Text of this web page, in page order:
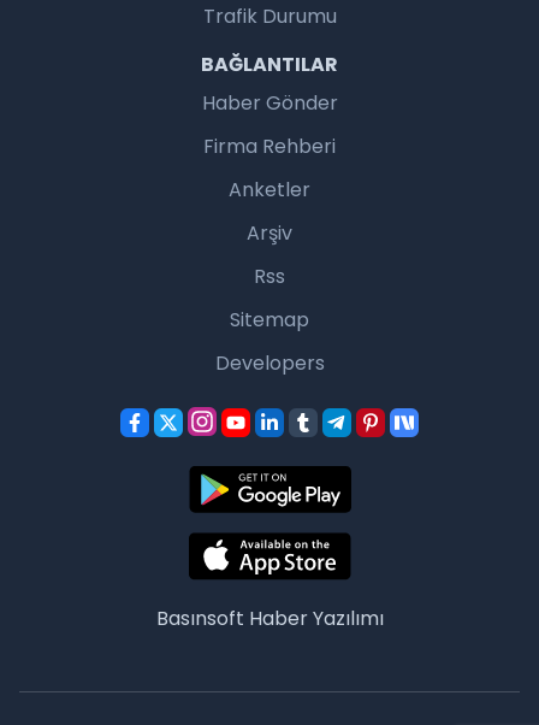
Trafik Durumu
BAĞLANTILAR
Haber Gönder
Firma Rehberi
Anketler
Arşiv
Rss
Sitemap
Developers
Basınsoft Haber Yazılımı